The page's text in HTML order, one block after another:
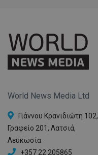
World News Media Ltd
Γιάννου Κρανιδιώτη 102,
Γραφείο 201, Λατσιά,
Λευκωσία
+357 22 205865